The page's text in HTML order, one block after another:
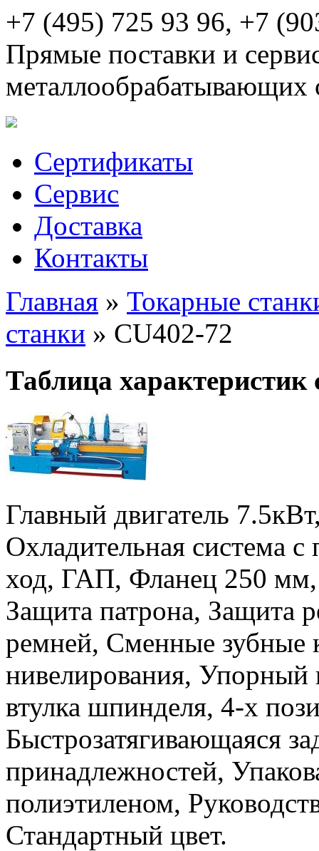
+7 (495) 725 93 96, +7
Прямые поставки и
металлообрабатывающих
Сертификаты
Сервис
Доставка
Контакты
Главная » Токарные
станки » CU402-72
Таблица характеристик
Главный двигатель
Охладительная система
ход, ГАП, Фланец 250 мм,
Защита патрона, Защита
ремней, Сменные зубные
нивелирования, Упорный
втулка шпинделя, 4-х
Быстрозатягивающаяся
принадлежностей,
полиэтиленом,
Стандартный цвет.